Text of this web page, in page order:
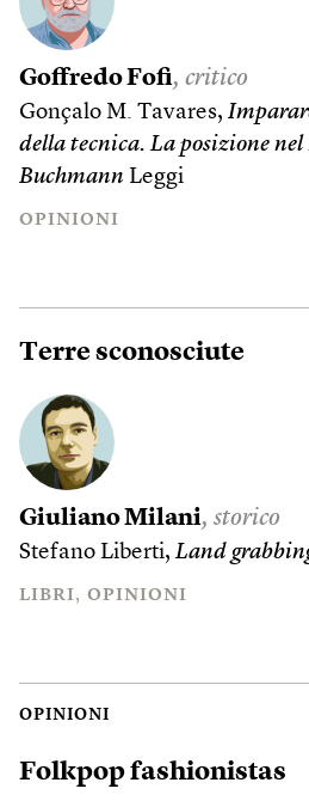
Goffredo Fofi, critico
Gonçalo M. Tavares,
della tecnica. La posizione
Buchmann Leggi
OPINIONI
Terre sconosciute
Giuliano Milani, storico
Stefano Liberti, Land
LIBRI OPINIONI
OPINIONI
Folkpop fashionistas